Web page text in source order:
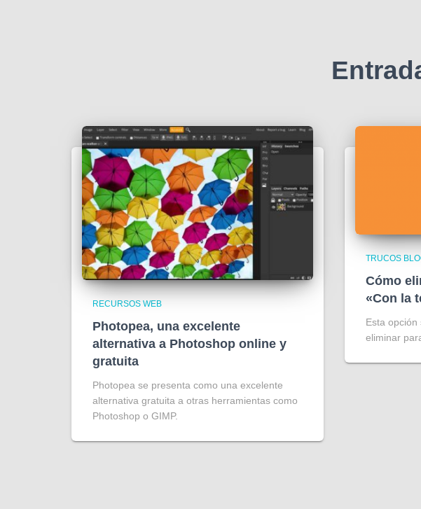
RECURSOS WEB
Photopea, una excelente
alternativa a Photoshop online y
gratuita
Photopea se presenta como una excelente
alternativa gratuita a otras herramientas como
Photoshop o GIMP.
TRUCOS
Cómo
«Con la
Esta
eliminar